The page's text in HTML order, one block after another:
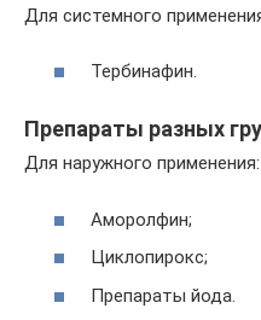
Для системного
Тербинафин.
Препараты разных
Для наружного применения:
Аморолфин;
Циклопирокс;
Препараты йода.